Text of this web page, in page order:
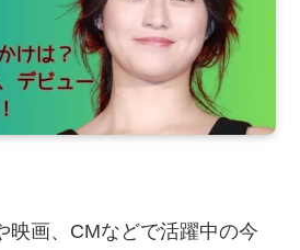
映画、CMなどで活躍中の今